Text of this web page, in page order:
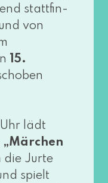
statt­fin­
von
15.
lädt
„Märchen
die Jurte
spielt